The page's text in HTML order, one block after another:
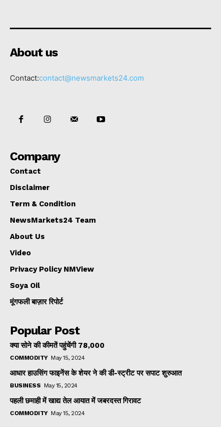
About us
Contact:contact@newsmarkets24.com
Company
Contact
Disclaimer
Term & Condition
NewsMarkets24 Team
About Us
Video
Privacy Policy NMView
Soya Oil
मूंगफली बाज़ार रिपोर्ट
Popular Post
क्या सोने की कीमतें पहुंचेंगी ₹78,000
COMMODITY May 15, 2024
आधार हाउसिंग फाइनेंस के शेयर ने की डी-स्ट्रीट पर सपाट शुरुआत
BUSINESS May 15, 2024
पहली छमाही में खाद्य तेल आयात में जबरदस्त गिरावट
COMMODITY May 15, 2024